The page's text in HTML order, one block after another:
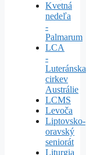
Kvetná
nedeľa
-
Palmarum
LCA
-
Luteránska
cirkev
Austrálie
LCMS
Levoča
Liptovsko-
oravský
seniorát
Liturgia